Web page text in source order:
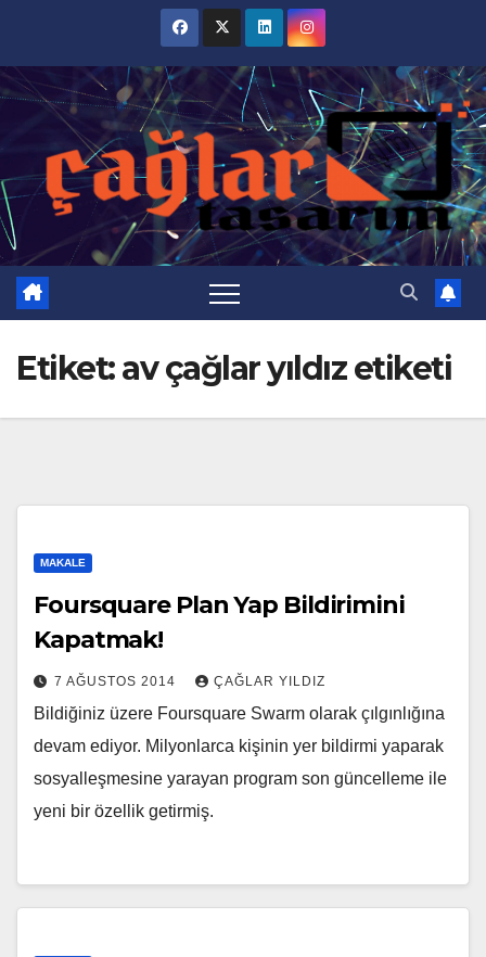
content
Etiket:av çağlar yıldız etiketi
MAKALE
Foursquare Plan Yap Bildirimini
Kapatmak!
7 AĞUSTOS 2014 ÇAĞLAR YILDIZ
Bildiğiniz üzere Foursquare Swarm olarak çılgınlığına
devam ediyor. Milyonlarca kişinin yer bildirmi yaparak
sosyalleşmesine yarayan program son güncelleme ile
yeni bir özellik getirmiş.